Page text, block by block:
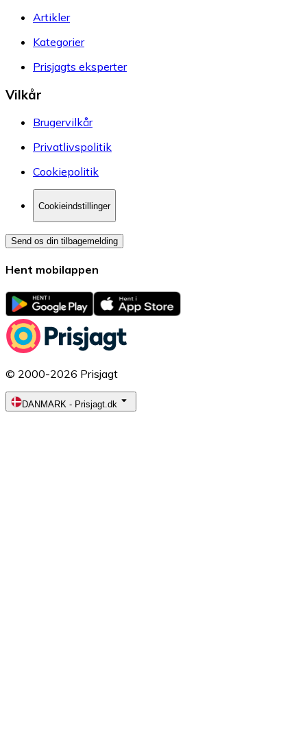
Artikler
Kategorier
Prisjagts eksperter
Vilkår
Brugervilkår
Privatlivspolitik
Cookiepolitik
Cookieindstillinger
Send os din tilbagemelding
Hent mobilappen
© 2000-2026 Prisjagt
DANMARK - Prisjagt.dk